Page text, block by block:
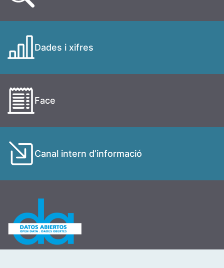
Dades i xifres
Face
Canal intern d’informació